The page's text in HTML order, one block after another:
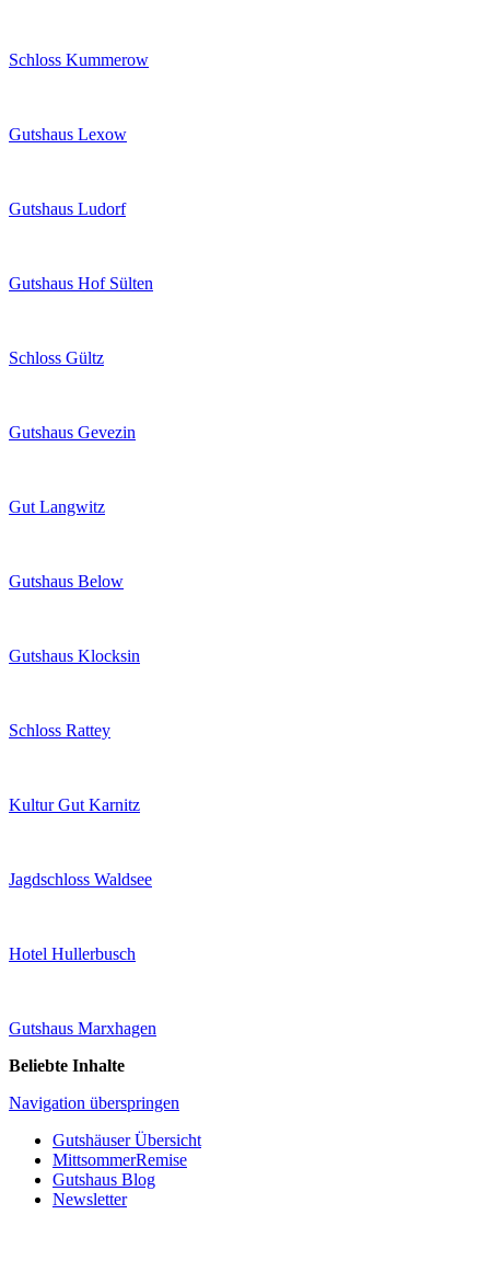
Schloss Kummerow
Gutshaus Lexow
Gutshaus Ludorf
Gutshaus Hof Sülten
Schloss Gültz
Gutshaus Gevezin
Gut Langwitz
Gutshaus Below
Gutshaus Klocksin
Schloss Rattey
Kultur Gut Karnitz
Jagdschloss Waldsee
Hotel Hullerbusch
Gutshaus Marxhagen
Beliebte Inhalte
Navigation überspringen
Gutshäuser Übersicht
MittsommerRemise
Gutshaus Blog
Newsletter